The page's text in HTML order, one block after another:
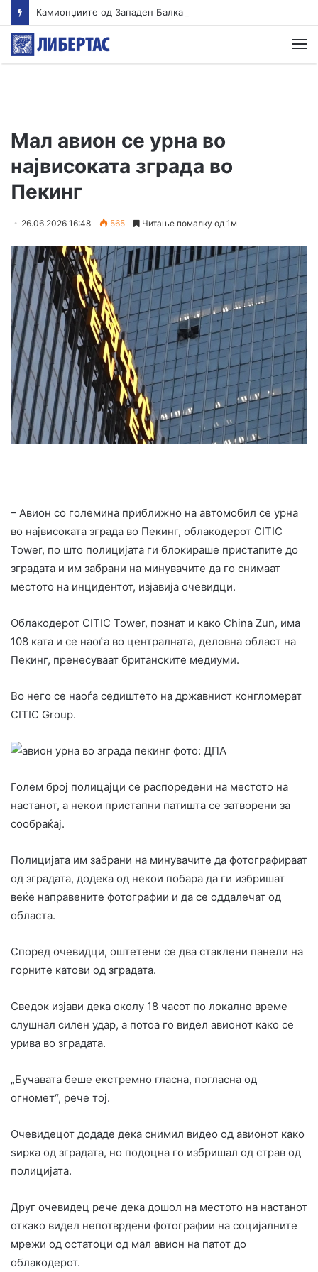
Мал авион се урна во
највисоката зграда во
Пекинг
26.06.2026 16:48 565 Читање помалку од 1м
– Авион со големина приближно на автомобил се урна
во највисоката зграда во Пекинг, облакодерот CITIC
Tower, по што полицијата ги блокираше пристапите до
зградата и им забрани на минувачите да го снимаат
местото на инцидентот, изјавија очевидци.
Облакодерот CITIC Tower, познат и како China Zun, има
108 ката и се наоѓа во централната, деловна област на
Пекинг, пренесуваат британските медиуми.
Во него се наоѓа седиштето на државниот конгломерат
CITIC Group.
Голем број полицајци се распоредени на местото на
настанот, а некои пристапни патишта се затворени за
сообраќај.
Полицијата им забрани на минувачите да фотографираат
од зградата, додека од некои побара да ги избришат
веќе направените фотографии и да се оддалечат од
областа.
Според очевидци, оштетени се два стаклени панели на
горните катови од зградата.
Сведок изјави дека околу 18 часот по локално време
слушнал силен удар, а потоа го видел авионот како се
урива во зградата.
„Бучавата беше екстремно гласна, погласна од
огномет“, рече тој.
Очевидецот додаде дека снимил видео од авионот како
ѕирка од зградата, но подоцна го избришал од страв од
полицијата.
Друг очевидец рече дека дошол на местото на настанот
откако видел непотврдени фотографии на социјалните
мрежи од остатоци од мал авион на патот до
облакодерот.